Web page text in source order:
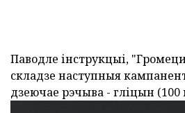
Паводле інструкцыі,
складзе наступныя
дзеючае рэчыва - гліцын (100